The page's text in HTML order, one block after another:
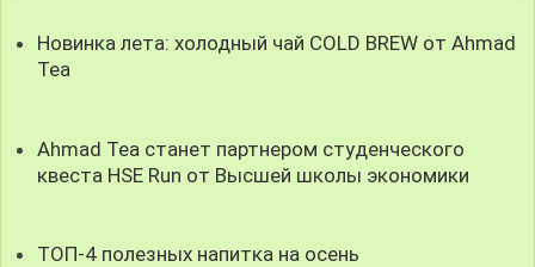
Новинка лета: холодный чай COLD BREW от Ahmad
Tea
Ahmad Tea станет партнером студенческого
квеста HSE Run от Высшей школы экономики
ТОП-4 полезных напитка на осень